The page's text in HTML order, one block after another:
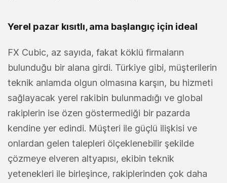
Yerel pazar kısıtlı, ama başlangıç için ideal
FX Cubic, az sayıda, fakat köklü firmaların
bulunduğu bir alana girdi. Türkiye gibi, müşterilerin
teknik anlamda olgun olmasına karşın, bu hizmeti
sağlayacak yerel rakibin bulunmadığı ve global
rakiplerin ise özen göstermediği bir pazarda
kendine yer edindi. Müşteri ile güçlü ilişkisi ve
onlardan gelen talepleri ölçeklenebilir şekilde
çözmeye elveren altyapısı, ekibin teknik
yetenekleri ile birleşince, rakiplerinden çok daha